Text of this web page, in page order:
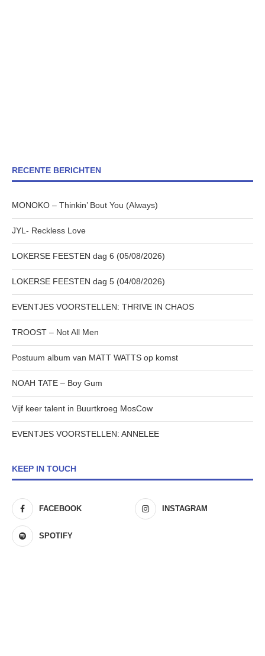
RECENTE BERICHTEN
MONOKO – Thinkin’ Bout You (Always)
JYL- Reckless Love
LOKERSE FEESTEN dag 6 (05/08/2026)
LOKERSE FEESTEN dag 5 (04/08/2026)
EVENTJES VOORSTELLEN: THRIVE IN CHAOS
TROOST – Not All Men
Postuum album van MATT WATTS op komst
NOAH TATE – Boy Gum
Vijf keer talent in Buurtkroeg MosCow
EVENTJES VOORSTELLEN: ANNELEE
KEEP IN TOUCH
FACEBOOK INSTAGRAM
SPOTIFY